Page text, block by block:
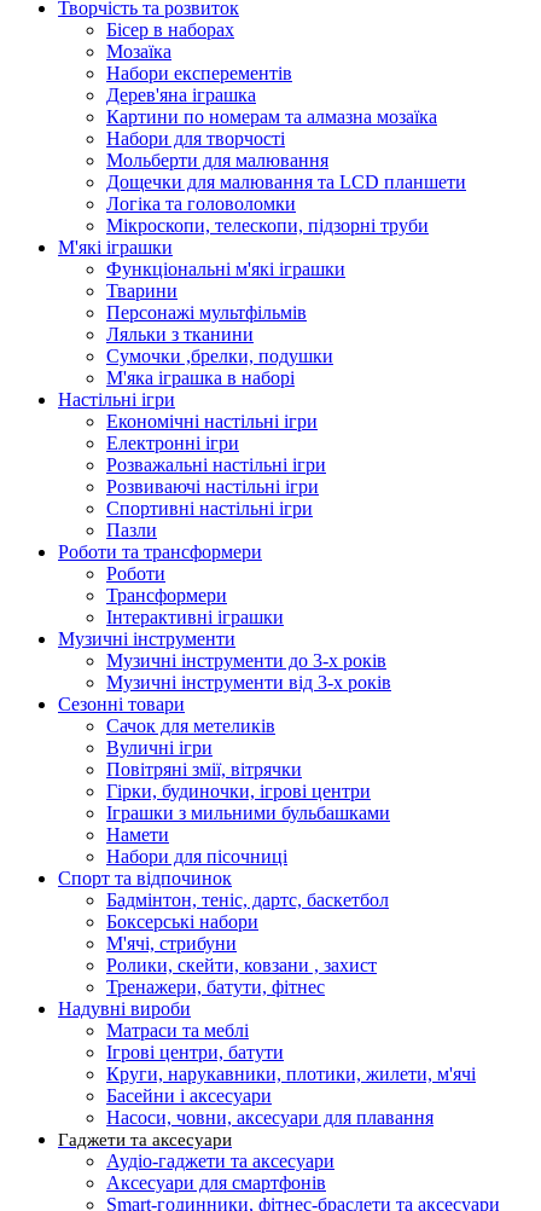
Творчість та розвиток
Бісер в наборах
Мозаїка
Набори експерементів
Дерев'яна іграшка
Картини по номерам та алмазна мозаїка
Набори для творчості
Мольберти для малювання
Дощечки для малювання та LCD планшети
Логіка та головоломки
Мікроскопи, телескопи, підзорні труби
М'які іграшки
Функціональні м'які іграшки
Тварини
Персонажі мультфільмів
Ляльки з тканини
Сумочки ,брелки, подушки
М'яка іграшка в наборі
Настільні ігри
Економічні настільні ігри
Електронні ігри
Розважальні настільні ігри
Розвиваючі настільні ігри
Спортивні настільні ігри
Пазли
Роботи та трансформери
Роботи
Трансформери
Інтерактивні іграшки
Музичні інструменти
Музичні інструменти до 3-х років
Музичні інструменти від 3-х років
Сезонні товари
Сачок для метеликів
Вуличні ігри
Повітряні змії, вітрячки
Гірки, будиночки, ігрові центри
Іграшки з мильними бульбашками
Намети
Набори для пісочниці
Спорт та відпочинок
Бадмінтон, теніс, дартс, баскетбол
Боксерські набори
М'ячі, стрибуни
Ролики, скейти, ковзани , захист
Тренажери, батути, фітнес
Надувні вироби
Матраси та меблі
Ігрові центри, батути
Круги, нарукавники, плотики, жилети, м'ячі
Басейни і аксесуари
Насоси, човни, аксесуари для плавання
Гаджети та аксесуари
Аудіо-гаджети та аксесуари
Аксесуари для смартфонів
Smart-годинники, фітнес-браслети та аксесуари